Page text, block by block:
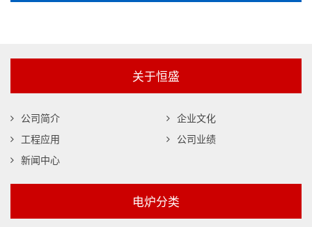
关于恒盛
公司简介
企业文化
工程应用
公司业绩
新闻中心
电炉分类